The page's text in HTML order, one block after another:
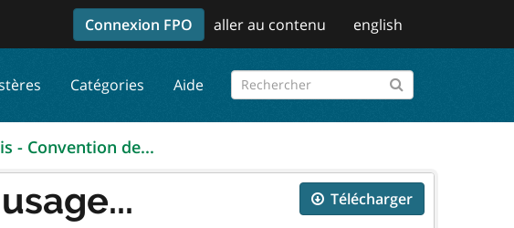
Connexion FPO aller au contenu english
Catégories Aide
- Convention de...
Télécharger